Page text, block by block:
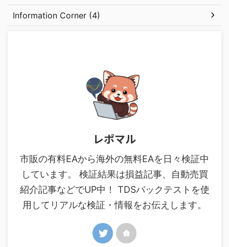
Information Corner (4)
レポマル
市販の有料EAから海外の無料EAを日々検証中
しています。 検証結果は損益記事、自動売買
紹介記事などでUP中！ TDSバックテストを使
用してリアルな検証・情報をお伝えします。